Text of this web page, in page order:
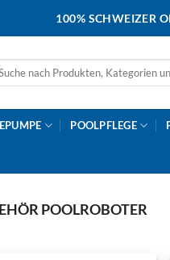
100% SCHWEIZER
POOLPFLEGE
POOLROBOTER